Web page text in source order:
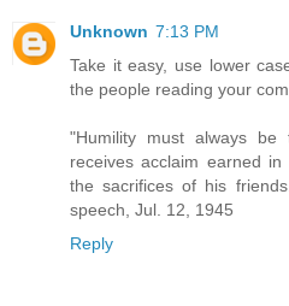
Unknown 7:13 PM
Take it easy, use lower
the people reading your
"Humility must always
receives acclaim earned
the sacrifices of his
speech, Jul. 12, 1945
Reply